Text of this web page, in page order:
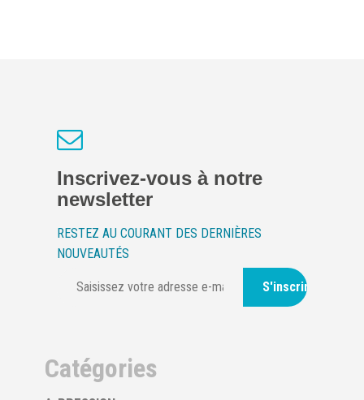
Inscrivez-vous à notre
newsletter
RESTEZ AU COURANT DES DERNIÈRES
NOUVEAUTÉS
S'inscrire
Catégories